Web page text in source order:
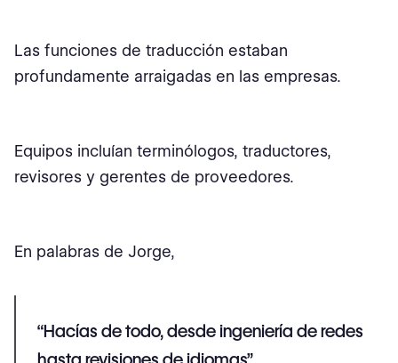
Las funciones de traducción estaban
profundamente arraigadas en las empresas.
Equipos incluían terminólogos, traductores,
revisores y gerentes de proveedores.
En palabras de Jorge,
“Hacías de todo, desde ingeniería de redes